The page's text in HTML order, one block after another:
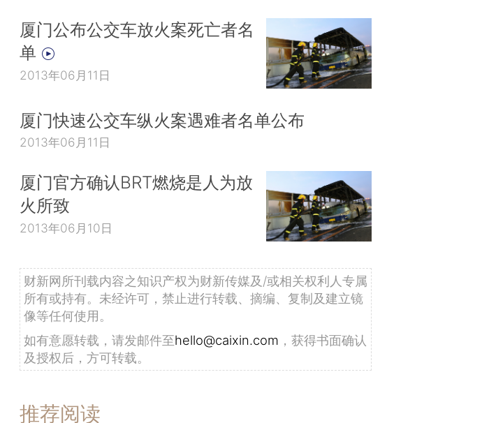
厦门公布公交车放火案死亡者名
单
2013年06月11日
厦门快速公交车纵火案遇难者名单公布
2013年06月11日
厦门官方确认BRT燃烧是人为放
火所致
2013年06月10日
财新网所刊载内容之知识产权为财新传媒及/或相关权利人专属
所有或持有。未经许可，禁止进行转载、摘编、复制及建立镜
像等任何使用。
如有意愿转载，请发邮件至hello@caixin.com ，获得书面确认
及授权后，方可转载。
推荐阅读